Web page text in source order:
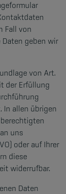
Fall von
geben wir
von Art.
der Erfüllung
In allen übrigen
uns
oder auf Ihrer
diese
widerrufbar.
Daten